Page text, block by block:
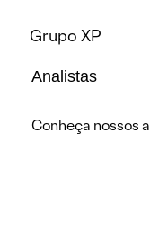
Grupo XP
Analistas
Conheça nossos